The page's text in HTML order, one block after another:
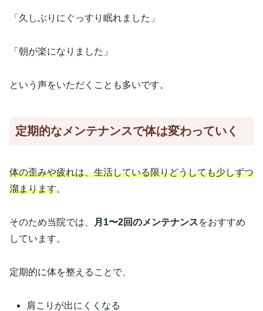
「久しぶりにぐっすり眠れました」
「朝が楽になりました」
という声をいただくことも多いです。
定期的なメンテナンスで体は変わっていく
体の歪みや疲れは、生活している限りどうしても少しずつ
溜まります。
そのため当院では、 月1〜2回のメンテナンスをおすすめ
しています。
定期的に体を整えることで、
肩こりが出にくくなる